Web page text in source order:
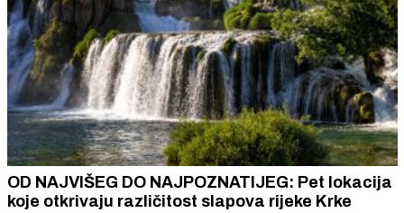
OD NAJVIŠEG DO NAJPOZNATIJEG: Pet lokacija
koje otkrivaju različitost slapova rijeke Krke